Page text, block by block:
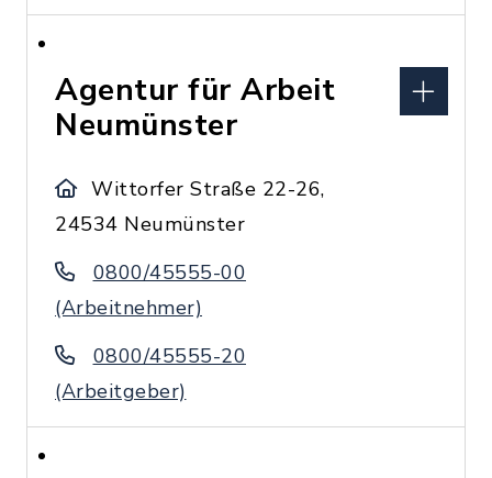
Agentur für Arbeit
Neumünster
Wittorfer Straße 22-26,
24534 Neumünster
0800/45555-00
(Arbeitnehmer)
0800/45555-20
(Arbeitgeber)